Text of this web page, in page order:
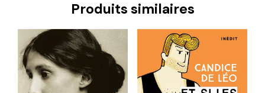
Produits similaires